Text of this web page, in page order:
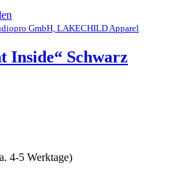
weist
Varianten
auf.
gewählt
werden
GmbH, LAKECHILD Apparel
Inside“ Schwarz
4-5 Werktage)